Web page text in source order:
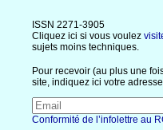
ISSN 2271-3905
Cliquez ici si vous voulez
sujets moins techniques.
Pour recevoir (au plus une
site, indiquez ici votre
Conformité de l’infolettre au